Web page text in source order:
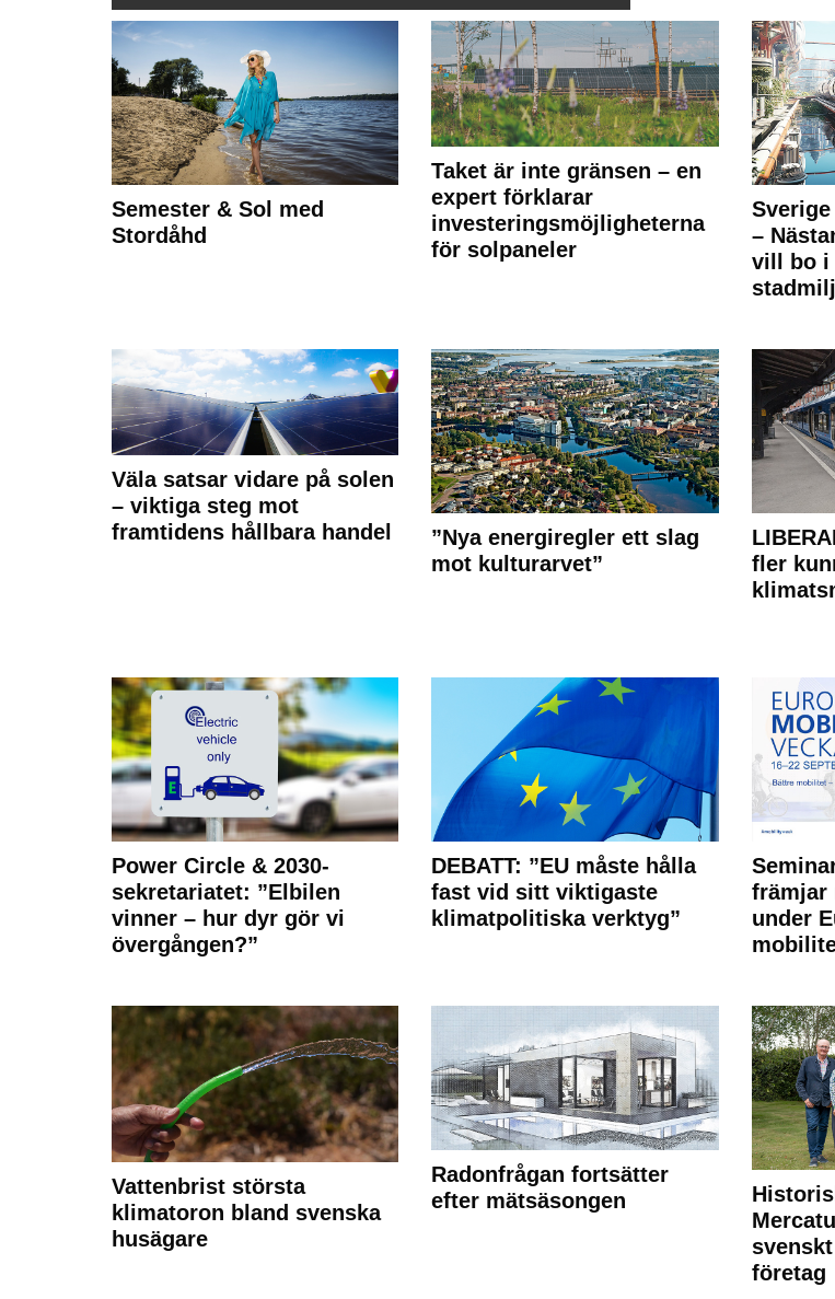
Semester & Sol med
Stordåhd
Taket är inte gränsen – en
expert förklarar
investeringsmöjligheterna
för solpaneler
–
vill bo i
Väla satsar vidare på solen
– viktiga steg mot
framtidens hållbara handel
”Nya energiregler ett slag
mot kulturarvet”
fler
Power Circle & 2030-
sekretariatet: ”Elbilen
vinner – hur dyr gör vi
övergången?”
DEBATT: ”EU måste hålla
fast vid sitt viktigaste
klimatpolitiska verktyg”
främjar
under
Vattenbrist största
klimatoron bland svenska
husägare
Radonfrågan fortsätter
efter mätsäsongen
företag